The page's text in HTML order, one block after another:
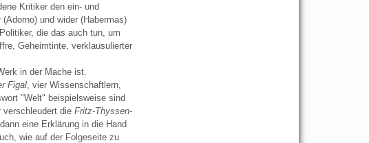
Kritiker den ein- und
und wider (Habermas)
die das auch tun, um
Geheimtinte, verklausulierter
in der Mache ist.
Figal , vier Wissenschaftlern,
"Welt" beispielsweise sind
die Fritz-Thyssen-
eine Erklärung in die Hand
wie auf der Folgeseite zu